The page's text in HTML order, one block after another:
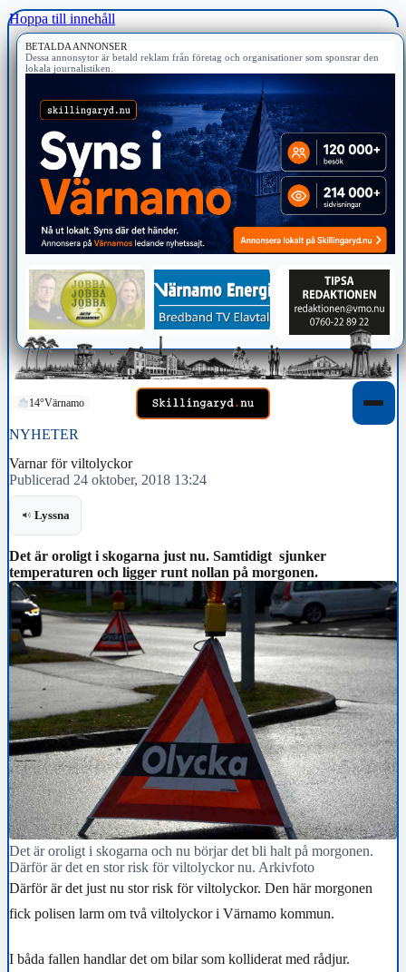
Hoppa till innehåll
BETALDA ANNONSER
Dessa annonsytor är betald reklam från företag och organisationer som sponsrar den
lokala journalistiken.
14°Värnamo
NYHETER
Varnar för viltolyckor
Publicerad 24 oktober, 2018 13:24
Lyssna
Det är oroligt i skogarna just nu. Samtidigt sjunker
temperaturen och ligger runt nollan på morgonen.
Det är oroligt i skogarna och nu börjar det bli halt på morgonen.
Därför är det en stor risk för viltolyckor nu. Arkivfoto
Därför är det just nu stor risk för viltolyckor. Den här morgonen
fick polisen larm om två viltolyckor i Värnamo kommun.
I båda fallen handlar det om bilar som kolliderat med rådjur.